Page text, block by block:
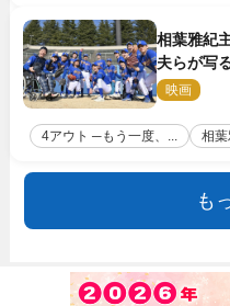
相葉雅紀
夫らが写
イベントも
映画
4アウト ─もう一度、... 相
も